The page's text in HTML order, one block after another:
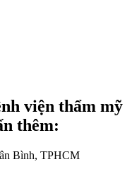
viện thẩm mỹ
thêm:
Bình, TPHCM